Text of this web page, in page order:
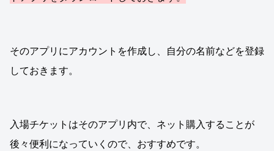
そのアプリにアカウントを作成し、自分の名前などを登録
しておきます。
入場チケットはそのアプリ内で、ネット購入することが
後々便利になっていくので、おすすめです。